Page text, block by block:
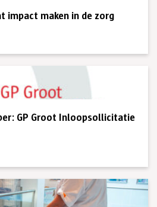
impact maken in de zorg
GP Groot Inloopsollicitatie